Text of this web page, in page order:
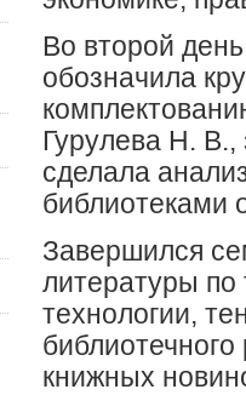
Во второй
обозначила
Гурулева Н.
сделала
библиотеками
Завершился
литературы
технологии,
книжных